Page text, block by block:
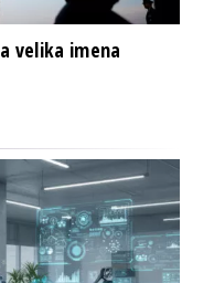
velika imena